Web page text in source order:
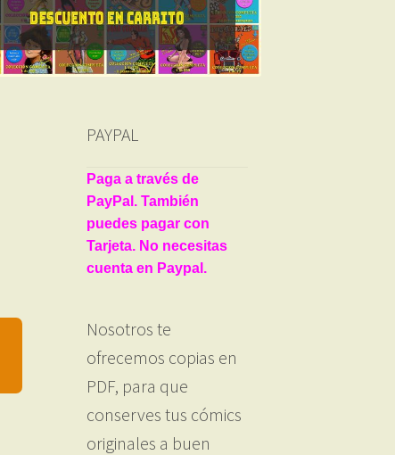
PAYPAL
Paga a través de
PayPal. También
puedes pagar con
Tarjeta. No necesitas
cuenta en Paypal.
Nosotros te
ofrecemos copias en
PDF, para que
conserves tus cómics
originales a buen